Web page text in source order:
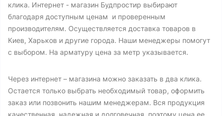
клика. Интернет - магазин Будпростир выбирают
благодаря доступным ценам и проверенным
производителям. Осуществляется доставка товаров в
Киев, Харьков и другие города. Наши менеджеры помогут
с выбором. На арматуру цена за метр указывается.
Через интернет – магазина можно заказать в два клика.
Остается только выбрать необходимый товар, оформить
заказ или позвонить нашим менеджерам. Вся продукция
качественная, надежная и долговечная, поэтому цена ее